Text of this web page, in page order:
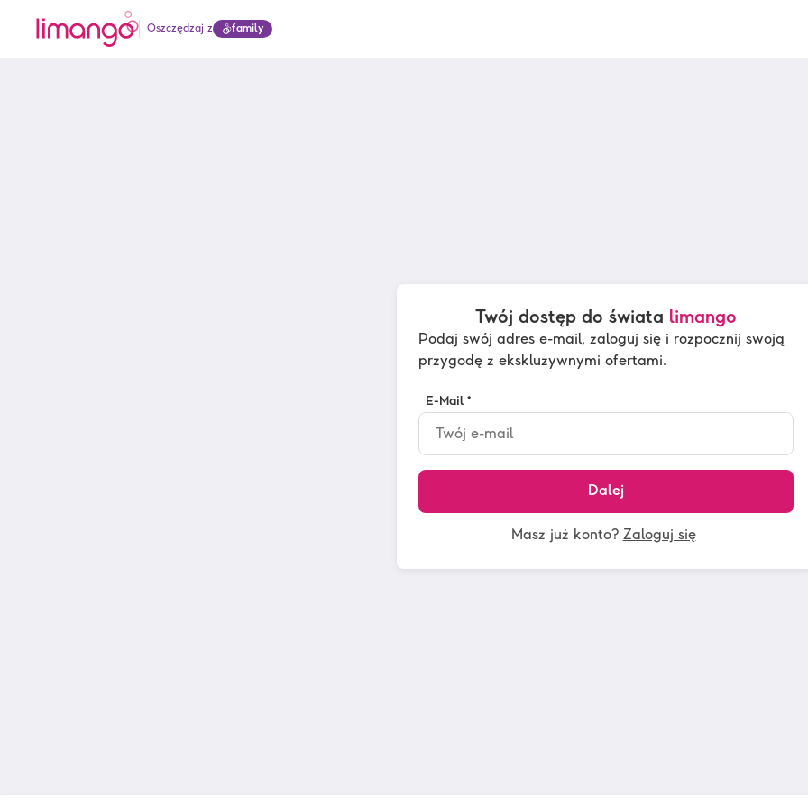
Oszczędzaj z
family
Twój dostęp do świata limango
Podaj swój adres e-mail, zaloguj się i rozpocznij swoją
przygodę z ekskluzywnymi ofertami.
E-Mail *
Dalej
Masz już konto? Zaloguj się